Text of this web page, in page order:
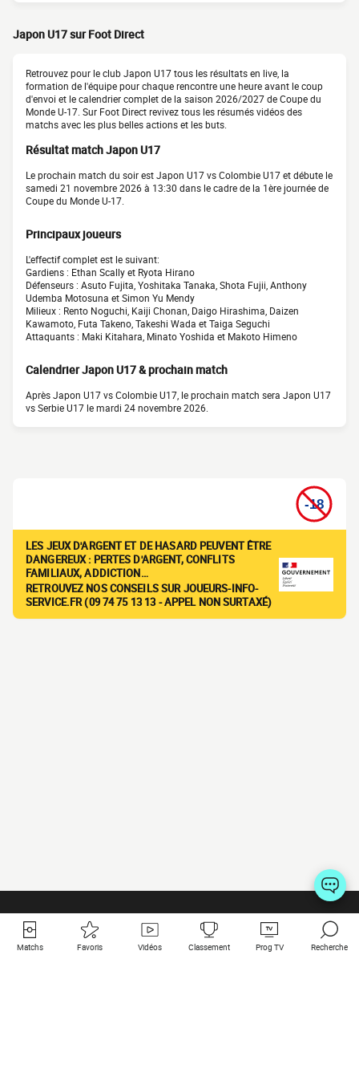
Japon U17 sur Foot Direct
Retrouvez pour le club Japon U17 tous les résultats en live, la
formation de l'équipe pour chaque rencontre une heure avant le coup
d'envoi et le calendrier complet de la saison 2026/2027 de Coupe du
Monde U-17. Sur Foot Direct revivez tous les résumés vidéos des
matchs avec les plus belles actions et les buts.
Résultat match Japon U17
Le prochain match du soir est Japon U17 vs Colombie U17 et débute le
samedi 21 novembre 2026 à 13:30 dans le cadre de la 1ère journée de
Coupe du Monde U-17.
Principaux joueurs
L'effectif complet est le suivant:
Gardiens : Ethan Scally et Ryota Hirano
Défenseurs : Asuto Fujita, Yoshitaka Tanaka, Shota Fujii, Anthony
Udemba Motosuna et Simon Yu Mendy
Milieux : Rento Noguchi, Kaiji Chonan, Daigo Hirashima, Daizen
Kawamoto, Futa Takeno, Takeshi Wada et Taiga Seguchi
Attaquants : Maki Kitahara, Minato Yoshida et Makoto Himeno
Calendrier Japon U17 & prochain match
Après Japon U17 vs Colombie U17, le prochain match sera Japon U17
vs Serbie U17 le mardi 24 novembre 2026.
LES JEUX D'ARGENT ET DE HASARD PEUVENT ÊTRE
DANGEREUX : PERTES D'ARGENT, CONFLITS
FAMILIAUX, ADDICTION…
RETROUVEZ NOS CONSEILS SUR JOUEURS-INFO-
SERVICE.FR (09 74 75 13 13 - APPEL NON SURTAXÉ)
Matchs Favoris Vidéos Classement Prog TV Recherche